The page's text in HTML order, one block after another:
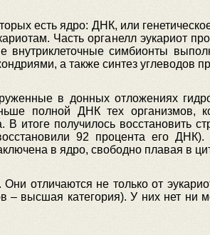
есть ядро: ДНК, или
Часть органелл эукариот
внутриклеточные симбионты
а также синтез углеводов
в донных отложениях
полной ДНК тех организмов,
В итоге получилось восстановить
92 процента его
в ядро, свободно плавая в
отличаются не только от
– высшая категория). У них нет